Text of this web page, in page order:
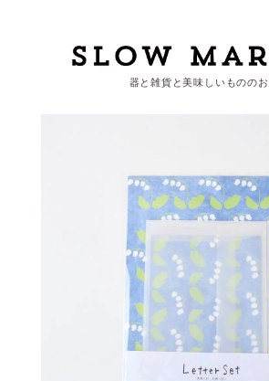
作家・ブランドから探す
配送について
器と雑貨と美味しいものの